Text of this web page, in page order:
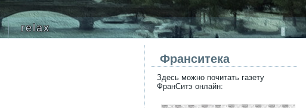
relax
Франситека
Здесь можно почитать газету
ФранСитэ онлайн: